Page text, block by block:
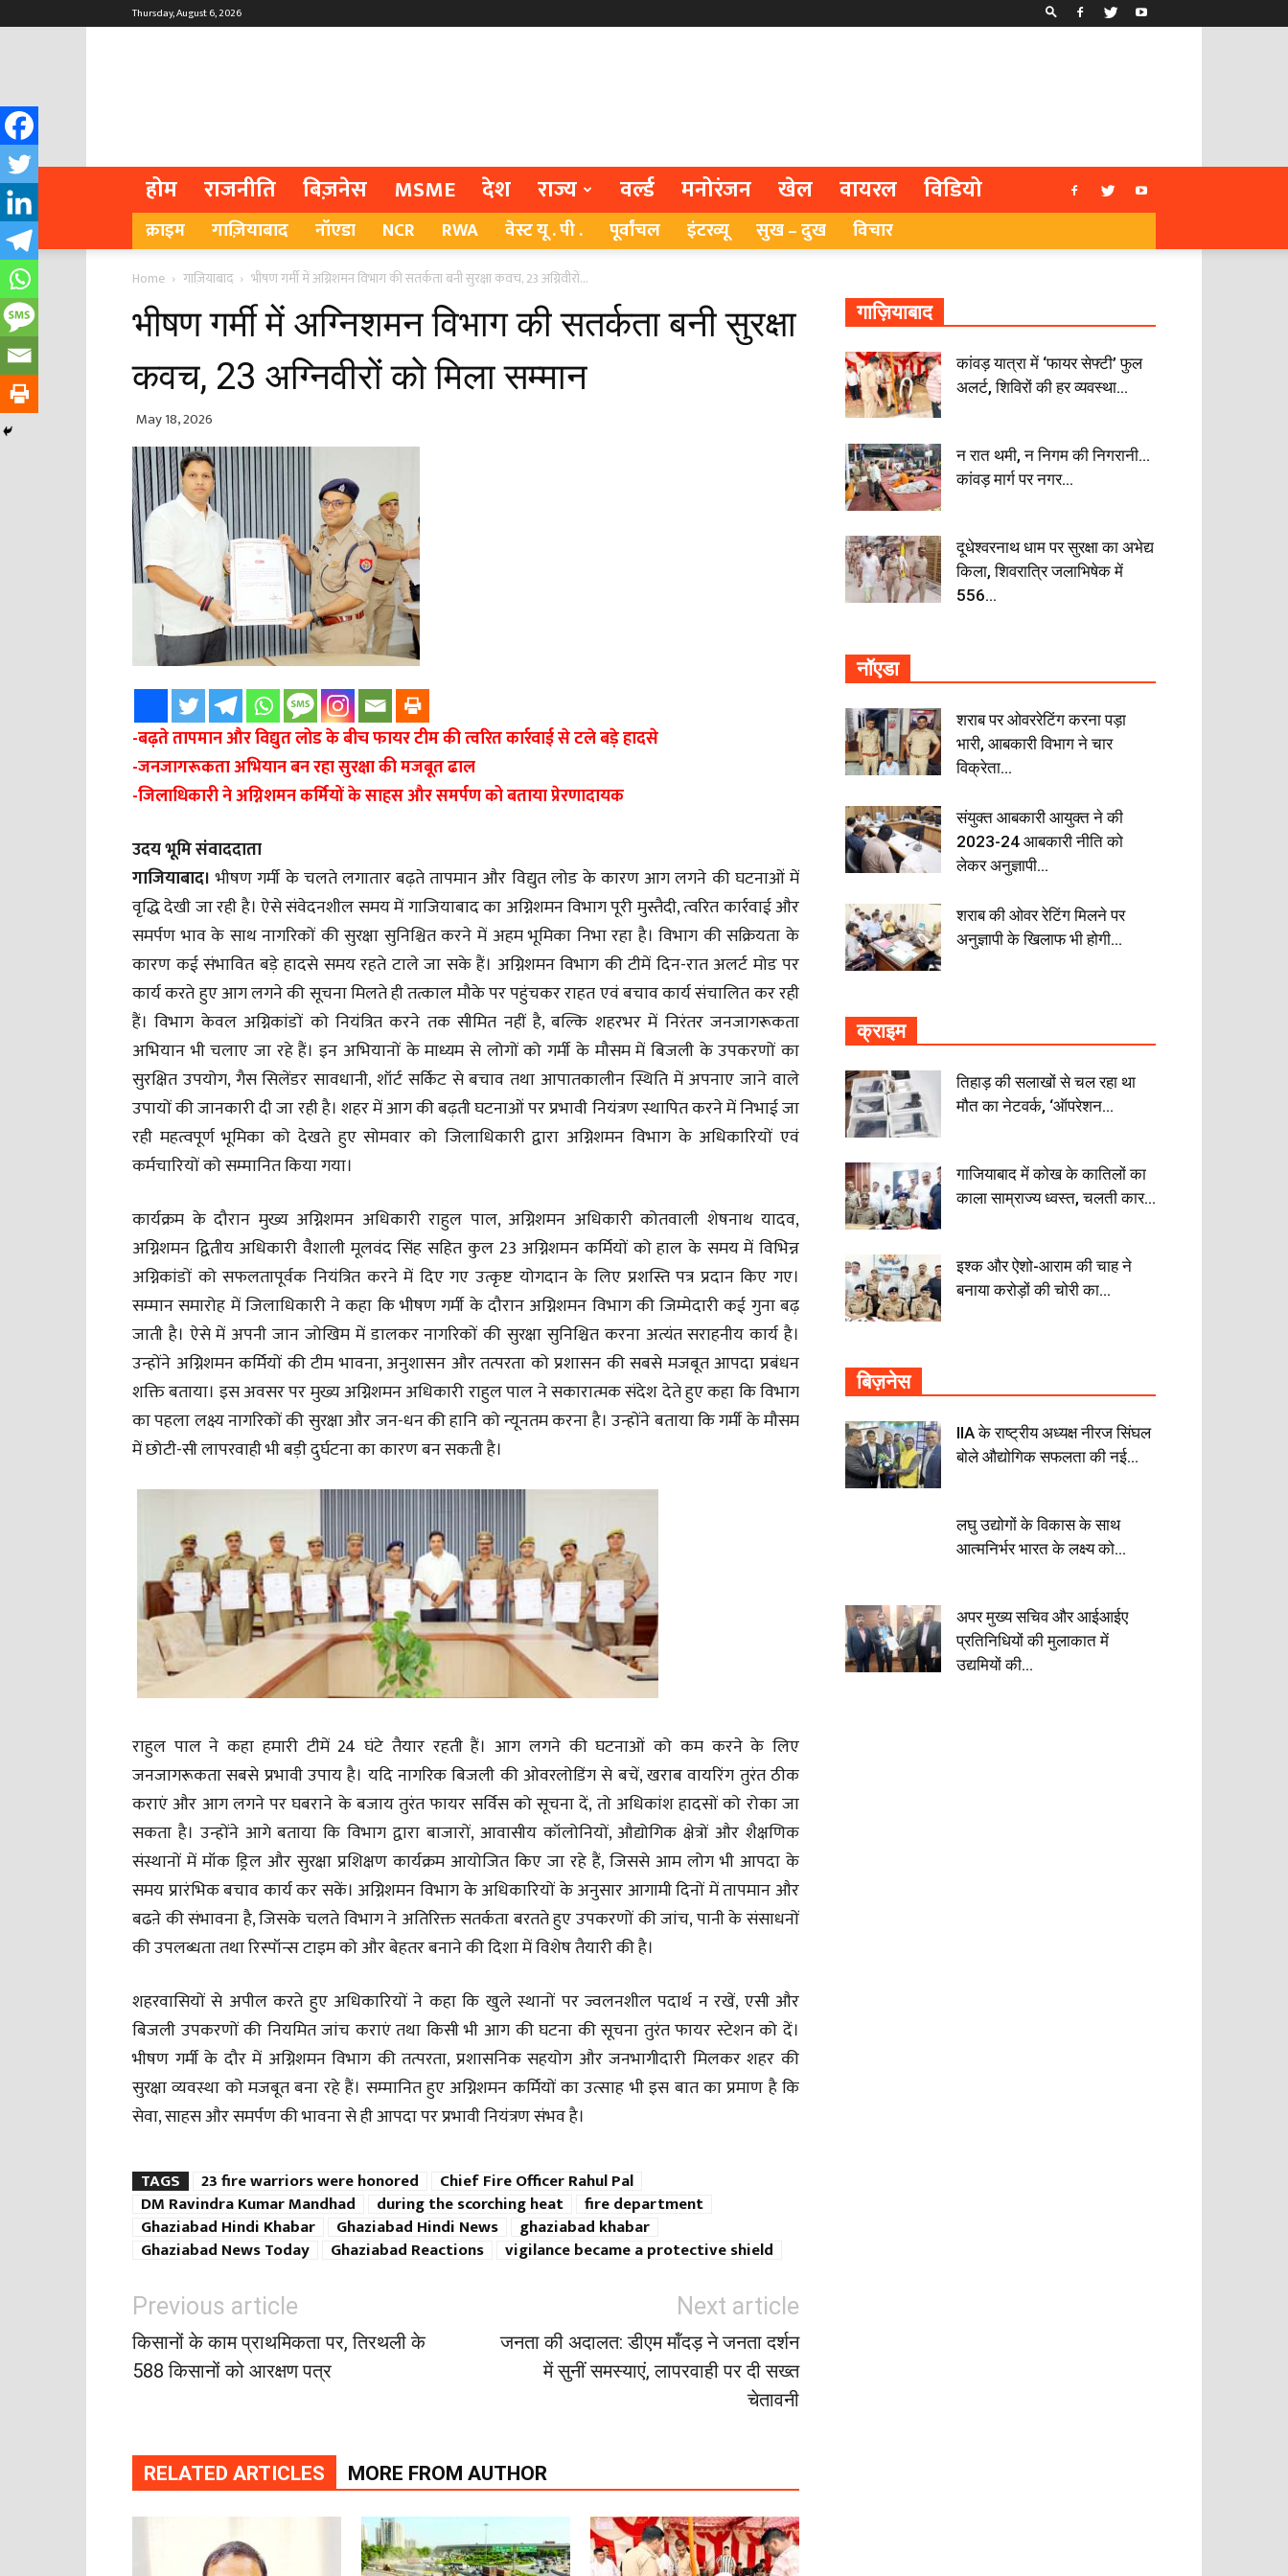
Thursday, August 6, 2026
होम राजनीति बिज़नेस MSME देश राज्य वर्ल्ड मनोरंजन खेल वायरल विडियो
क्राइम गाज़ियाबाद नॉएडा NCR RWA वेस्ट यू . पी . पूर्वांचल इंटरव्यू सुख – दुख विचार
Home गाज़ियाबाद भीषण गर्मी में अग्निशमन विभाग की सतर्कता बनी सुरक्षा कवच, 23 अग्निवीरों...
भीषण गर्मी में अग्निशमन विभाग की सतर्कता बनी सुरक्षा
कवच, 23 अग्निवीरों को मिला सम्मान
May 18, 2026
-बढ़ते तापमान और विद्युत लोड के बीच फायर टीम की त्वरित कार्रवाई से टले बड़े हादसे
-जनजागरूकता अभियान बन रहा सुरक्षा की मजबूत ढाल
-जिलाधिकारी ने अग्निशमन कर्मियों के साहस और समर्पण को बताया प्रेरणादायक
उदय भूमि संवाददाता
गाजियाबाद। भीषण गर्मी के चलते लगातार बढ़ते तापमान और विद्युत लोड के कारण आग लगने की घटनाओं में
वृद्धि देखी जा रही है। ऐसे संवेदनशील समय में गाजियाबाद का अग्निशमन विभाग पूरी मुस्तैदी, त्वरित कार्रवाई और
समर्पण भाव के साथ नागरिकों की सुरक्षा सुनिश्चित करने में अहम भूमिका निभा रहा है। विभाग की सक्रियता के
कारण कई संभावित बड़े हादसे समय रहते टाले जा सके हैं। अग्निशमन विभाग की टीमें दिन-रात अलर्ट मोड पर
कार्य करते हुए आग लगने की सूचना मिलते ही तत्काल मौके पर पहुंचकर राहत एवं बचाव कार्य संचालित कर रही
हैं। विभाग केवल अग्निकांडों को नियंत्रित करने तक सीमित नहीं है, बल्कि शहरभर में निरंतर जनजागरूकता
अभियान भी चलाए जा रहे हैं। इन अभियानों के माध्यम से लोगों को गर्मी के मौसम में बिजली के उपकरणों का
सुरक्षित उपयोग, गैस सिलेंडर सावधानी, शॉर्ट सर्किट से बचाव तथा आपातकालीन स्थिति में अपनाए जाने वाले
उपायों की जानकारी दी जा रही है। शहर में आग की बढ़ती घटनाओं पर प्रभावी नियंत्रण स्थापित करने में निभाई जा
रही महत्वपूर्ण भूमिका को देखते हुए सोमवार को जिलाधिकारी द्वारा अग्निशमन विभाग के अधिकारियों एवं
कर्मचारियों को सम्मानित किया गया।
कार्यक्रम के दौरान मुख्य अग्निशमन अधिकारी राहुल पाल, अग्निशमन अधिकारी कोतवाली शेषनाथ यादव,
अग्निशमन द्वितीय अधिकारी वैशाली मूलवंद सिंह सहित कुल 23 अग्निशमन कर्मियों को हाल के समय में विभिन्न
अग्निकांडों को सफलतापूर्वक नियंत्रित करने में दिए गए उत्कृष्ट योगदान के लिए प्रशस्ति पत्र प्रदान किए गए।
सम्मान समारोह में जिलाधिकारी ने कहा कि भीषण गर्मी के दौरान अग्निशमन विभाग की जिम्मेदारी कई गुना बढ़
जाती है। ऐसे में अपनी जान जोखिम में डालकर नागरिकों की सुरक्षा सुनिश्चित करना अत्यंत सराहनीय कार्य है।
उन्होंने अग्निशमन कर्मियों की टीम भावना, अनुशासन और तत्परता को प्रशासन की सबसे मजबूत आपदा प्रबंधन
शक्ति बताया। इस अवसर पर मुख्य अग्निशमन अधिकारी राहुल पाल ने सकारात्मक संदेश देते हुए कहा कि विभाग
का पहला लक्ष्य नागरिकों की सुरक्षा और जन-धन की हानि को न्यूनतम करना है। उन्होंने बताया कि गर्मी के मौसम
में छोटी-सी लापरवाही भी बड़ी दुर्घटना का कारण बन सकती है।
राहुल पाल ने कहा हमारी टीमें 24 घंटे तैयार रहती हैं। आग लगने की घटनाओं को कम करने के लिए
जनजागरूकता सबसे प्रभावी उपाय है। यदि नागरिक बिजली की ओवरलोडिंग से बचें, खराब वायरिंग तुरंत ठीक
कराएं और आग लगने पर घबराने के बजाय तुरंत फायर सर्विस को सूचना दें, तो अधिकांश हादसों को रोका जा
सकता है। उन्होंने आगे बताया कि विभाग द्वारा बाजारों, आवासीय कॉलोनियों, औद्योगिक क्षेत्रों और शैक्षणिक
संस्थानों में मॉक ड्रिल और सुरक्षा प्रशिक्षण कार्यक्रम आयोजित किए जा रहे हैं, जिससे आम लोग भी आपदा के
समय प्रारंभिक बचाव कार्य कर सकें। अग्निशमन विभाग के अधिकारियों के अनुसार आगामी दिनों में तापमान और
बढऩे की संभावना है, जिसके चलते विभाग ने अतिरिक्त सतर्कता बरतते हुए उपकरणों की जांच, पानी के संसाधनों
की उपलब्धता तथा रिस्पॉन्स टाइम को और बेहतर बनाने की दिशा में विशेष तैयारी की है।
शहरवासियों से अपील करते हुए अधिकारियों ने कहा कि खुले स्थानों पर ज्वलनशील पदार्थ न रखें, एसी और
बिजली उपकरणों की नियमित जांच कराएं तथा किसी भी आग की घटना की सूचना तुरंत फायर स्टेशन को दें।
भीषण गर्मी के दौर में अग्निशमन विभाग की तत्परता, प्रशासनिक सहयोग और जनभागीदारी मिलकर शहर की
सुरक्षा व्यवस्था को मजबूत बना रहे हैं। सम्मानित हुए अग्निशमन कर्मियों का उत्साह भी इस बात का प्रमाण है कि
सेवा, साहस और समर्पण की भावना से ही आपदा पर प्रभावी नियंत्रण संभव है।
TAGS 23 fire warriors were honored
Chief Fire Officer Rahul Pal
DM Ravindra Kumar Mandhad
during the scorching heat
fire department
Ghaziabad Hindi Khabar
Ghaziabad Hindi News
ghaziabad khabar
Ghaziabad News Today
Ghaziabad Reactions vigilance became a protective shield
Previous article
किसानों के काम प्राथमिकता पर, तिरथली के
588 किसानों को आरक्षण पत्र
Next article
जनता की अदालत: डीएम मॉंदड़ ने जनता दर्शन
में सुनीं समस्याएं, लापरवाही पर दी सख्त
चेतावनी
RELATED ARTICLES MORE FROM AUTHOR
गाज़ियाबाद
कांवड़ यात्रा में ‘फायर सेफ्टी’ फुल
अलर्ट, शिविरों की हर व्यवस्था...
न रात थमी, न निगम की निगरानी…
कांवड़ मार्ग पर नगर...
दूधेश्वरनाथ धाम पर सुरक्षा का अभेद्य
किला, शिवरात्रि जलाभिषेक में
556...
नॉएडा
शराब पर ओवररेटिंग करना पड़ा
भारी, आबकारी विभाग ने चार
विक्रेता...
संयुक्त आबकारी आयुक्त ने की
2023-24 आबकारी नीति को
लेकर अनुज्ञापी...
शराब की ओवर रेटिंग मिलने पर
अनुज्ञापी के खिलाफ भी होगी...
क्राइम
तिहाड़ की सलाखों से चल रहा था
मौत का नेटवर्क, ‘ऑपरेशन...
गाजियाबाद में कोख के कातिलों का
काला साम्राज्य ध्वस्त, चलती कार...
इश्क और ऐशो-आराम की चाह ने
बनाया करोड़ों की चोरी का...
बिज़नेस
IIA के राष्ट्रीय अध्यक्ष नीरज सिंघल
बोले औद्योगिक सफलता की नई...
लघु उद्योगों के विकास के साथ
आत्मनिर्भर भारत के लक्ष्य को...
अपर मुख्य सचिव और आईआईए
प्रतिनिधियों की मुलाकात में
उद्यमियों की...